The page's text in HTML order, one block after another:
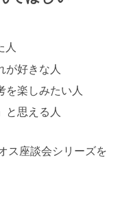
人
が好きな人
を楽しみたい人
と思える人
ス座談会シリーズを